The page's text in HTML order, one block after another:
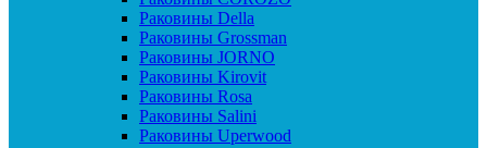
Раковины Della
Раковины Grossman
Раковины JORNO
Раковины Kirovit
Раковины Rosa
Раковины Salini
Раковины Uperwood